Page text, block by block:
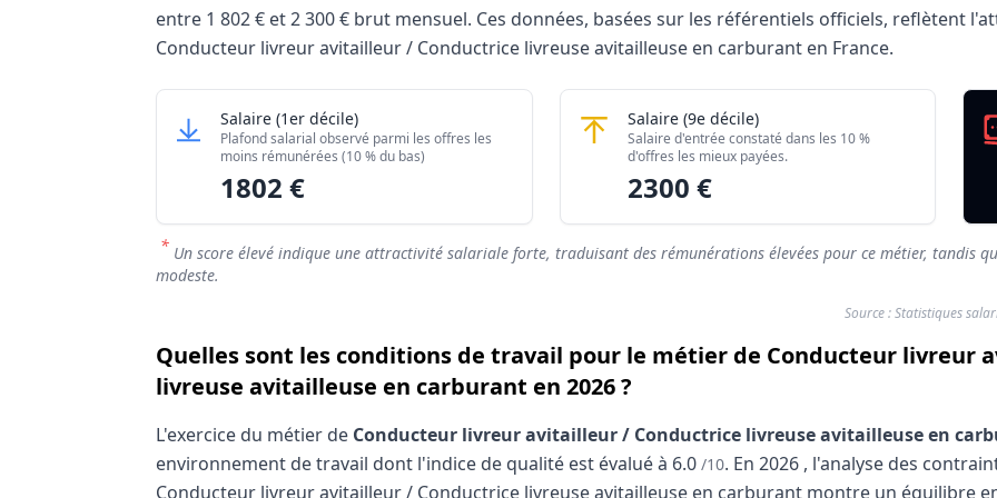
entre 1 802 € et2 300 € brut mensuel. Ces données, basées sur les référentiels officiels, reflètent
Conducteur livreur avitailleur / Conductrice livreuse avitailleuse en carburant en France.
Grille salariale Conducteur livreur avitailleur / Conductrice livreuse avitailleuse en carburant 2026
Niveau de salaire (Déciles)
Montant mensuel brut
Salaire minimum (10% les moins rémunérés)
1802 €
Salaire maximum (10% les mieux rémunérés)
2300 €
Salaire Conducteur livreur avitailleur / Conductrice livreuse avitailleuse en carburant
(1er décile)
Plafond salarial observé parmi les offres les
moins rémunérées (10 % du bas)
1802 €
SalaireConducteur livreur avitailleur /
(9e décile)
Salaire d'entrée constaté dans les 10 %
d'offres les mieux payées.
2300 €
* Un score élevé indique une attractivité salariale forte, traduisant des rémunérations élevées pour ce métier, tandis
modeste.
Source : Statistiques
Quelles sont les conditions de travail pour le métier de Conducteur livreur
livreuse avitailleuse en carburant en 2026 ?
L'exercice du métier de Conducteur livreur avitailleur / Conductrice livreuse avitailleuse en
environnement de travail dont l'indice de qualité est évalué à 6.0 /10. En 2026 , l'analyse des
Conducteur livreur avitailleur / Conductrice livreuse avitailleuse en carburant montre un équilibre